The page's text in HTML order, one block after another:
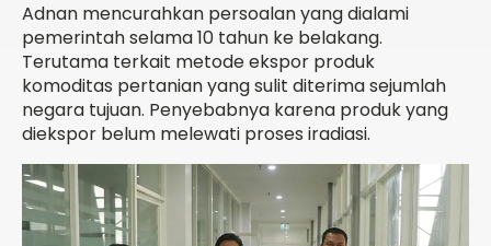
Adnan mencurahkan persoalan yang dialami
pemerintah selama 10 tahun ke belakang.
Terutama terkait metode ekspor produk
komoditas pertanian yang sulit diterima sejumlah
negara tujuan. Penyebabnya karena produk yang
diekspor belum melewati proses iradiasi.